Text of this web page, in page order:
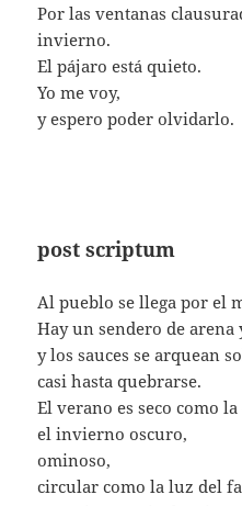
Por las ventanas
invierno.
El pájaro está quieto.
Yo me voy,
y espero poder olvidarlo.
post scriptum
Al pueblo se llega por el
Hay un sendero de arena
y los sauces se arquean
casi hasta quebrarse.
El verano es seco como la
el invierno oscuro,
ominoso,
circular como la luz del